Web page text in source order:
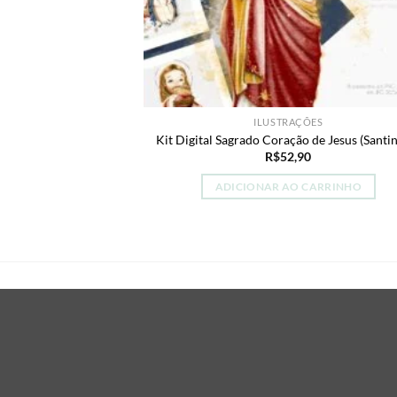
ILUSTRAÇÕES
Kit Digital Sagrado Coração de Jesus
R$52,90
ADICIONAR AO CARRINHO